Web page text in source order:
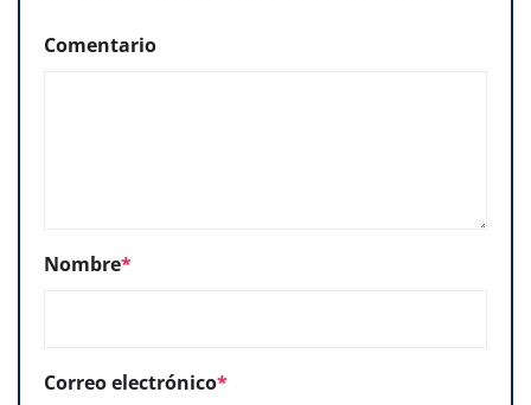
Comentario
Nombre*
Correo electrónico*